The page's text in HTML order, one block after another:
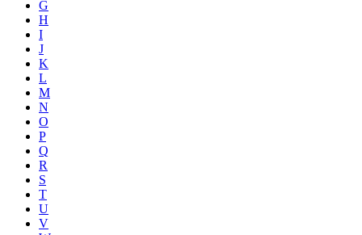
G
H
I
J
K
L
M
N
O
P
Q
R
S
T
U
V